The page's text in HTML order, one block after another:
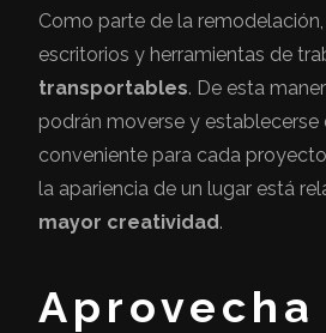
Como parte de la
escritorios y herramientas de
transportables. De esta
podrán moverse y establecerse
conveniente para cada
la apariencia de un lugar está
mayor creatividad.